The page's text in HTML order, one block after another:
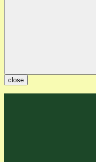
close